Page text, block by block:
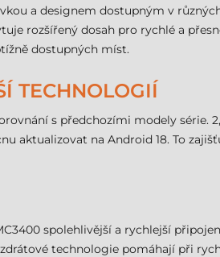
a designem dostupným v
rozšířený dosah pro rychlé a
dostupných míst.
TECHNOLOGIÍ
s předchozími modely série.
aktualizovat na Android 18. To
spolehlivější a rychlejší
technologie pomáhají při